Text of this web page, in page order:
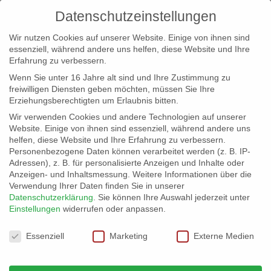
info@erfolgreich-events.de
+4940 46 777 230
Datenschutzeinstellungen
Wir nutzen Cookies auf unserer Website. Einige von ihnen sind
essenziell, während andere uns helfen, diese Website und Ihre
Erfahrung zu verbessern.
Wenn Sie unter 16 Jahre alt sind und Ihre Zustimmung zu
freiwilligen Diensten geben möchten, müssen Sie Ihre
Erziehungsberechtigten um Erlaubnis bitten.
Wir verwenden Cookies und andere Technologien auf unserer
Website. Einige von ihnen sind essenziell, während andere uns
helfen, diese Website und Ihre Erfahrung zu verbessern.
Personenbezogene Daten können verarbeitet werden (z. B. IP-
Adressen), z. B. für personalisierte Anzeigen und Inhalte oder
Anzeigen- und Inhaltsmessung. Weitere Informationen über die
Verwendung Ihrer Daten finden Sie in unserer
Datenschutzerklärung
Sie können Ihre Auswahl jederzeit unter
Einstellungen widerrufen oder anpassen.
Datenschutzeinstellungen
Essenziell Marketing Externe Medien